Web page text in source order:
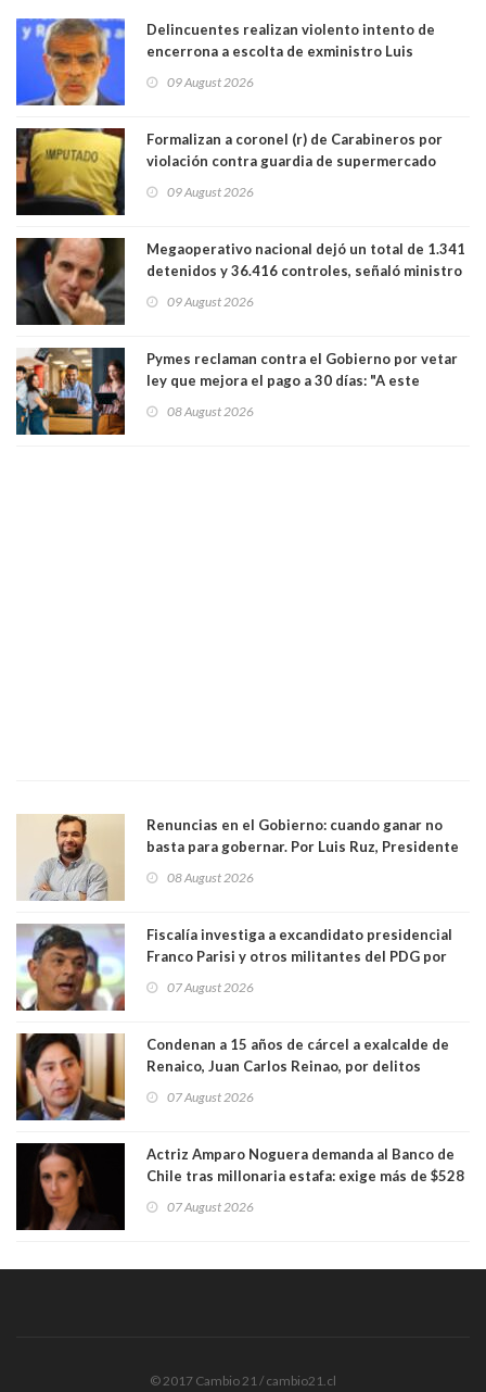
Delincuentes realizan violento intento de
encerrona a escolta de exministro Luis
Lo Espejo
09 August 2026
Formalizan a coronel (r) de Carabineros por
violación contra guardia de supermercado
09 August 2026
Megaoperativo nacional dejó un total de 1.341
detenidos y 36.416 controles, señaló ministro
09 August 2026
Pymes reclaman contra el Gobierno por vetar
ley que mejora el pago a 30 días: "A este
medianas empresas"
08 August 2026
Renuncias en el Gobierno: cuando ganar no
basta para gobernar. Por Luis Ruz, Presidente
08 August 2026
Fiscalía investiga a excandidato presidencial
Franco Parisi y otros militantes del PDG por
07 August 2026
Condenan a 15 años de cárcel a exalcalde de
Renaico, Juan Carlos Reinao, por delitos
07 August 2026
Actriz Amparo Noguera demanda al Banco de
Chile tras millonaria estafa: exige más de $528
07 August 2026
© 2017 Cambio 21 / cambio21.cl